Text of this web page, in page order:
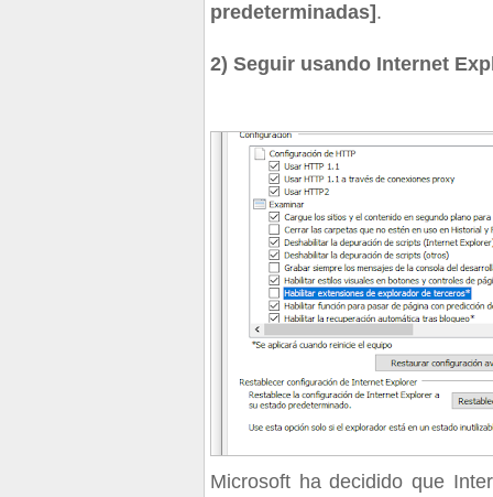
predeterminadas] .
2) Seguir usando Internet
Microsoft ha decidido que